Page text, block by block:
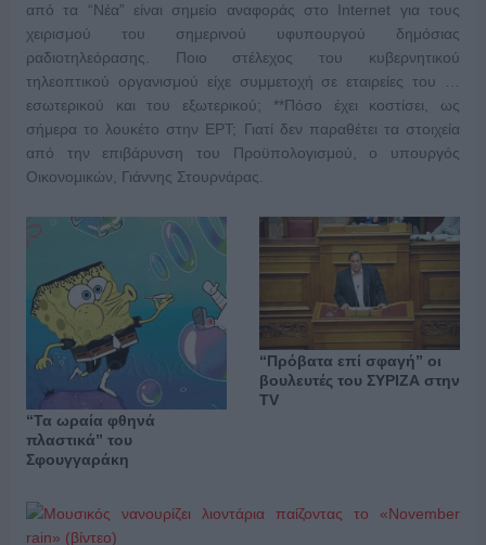
από τα “Νέα” είναι σημείο αναφοράς στο Internet για τους
χειρισμού του σημερινού υφυπουργού δημόσιας
ραδιοτηλεόρασης. Ποιο στέλεχος του κυβερνητικού
τηλεοπτικού οργανισμού είχε συμμετοχή σε εταιρείες του …
εσωτερικού και του εξωτερικού; **Πόσο έχει κοστίσει, ως
σήμερα το λουκέτο στην ΕΡΤ; Γιατί δεν παραθέτει τα στοιχεία
από την επιβάρυνση του Προϋπολογισμού, ο υπουργός
Οικονομικών, Γιάννης Στουρνάρας.
“Τα ωραία φθηνά
πλαστικά” του
Σφουγγαράκη
“Πρόβατα επί σφαγή” οι
βουλευτές του ΣΥΡΙΖΑ στην
TV